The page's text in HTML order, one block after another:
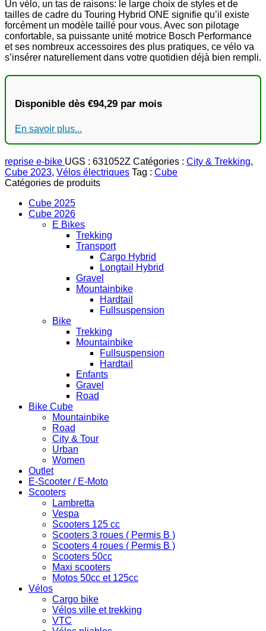
Un vélo, un tas de raisons: le large choix de styles et de
tailles de cadre du Touring Hybrid ONE signifie qu’il existe
forcément un modèle taillé pour vous. Avec son pilotage
confortable, sa puissante unité motrice Bosch Performance
et ses nombreux accessoires des plus pratiques, ce vélo va
s’insérer naturellement dans votre quotidien déjà bien rempli.
Disponible dès €94,29 par mois
En savoir plus...
reprise e-bike UGS : 631052Z Catégories : City & Trekking,
Cube 2023, Vélos électriques Tag : Cube
Catégories de produits
Cube 2025
Cube 2026
E Bikes
Trekking
Transport
Cargo Hybrid
Longtail Hybrid
Gravel
Mountainbike
Hardtail
Fullsuspension
Bike
Trekking
Mountainbike
Fullsuspension
Hardtail
Enfants
Gravel
Road
Bike Cube
Mountainbike
Road
City & Tour
Urban
Women
Outlet
E-Scooter / E-Moto
Scooters
Lambretta
Vespa
Scooters 125 cc
Scooters 3 roues ( Permis B )
Scooters 4 roues ( Permis B )
Scooters 50cc
Maxi scooters
Motos 50cc et 125cc
Vélos
Cargo bike
Vélos ville et trekking
VTC